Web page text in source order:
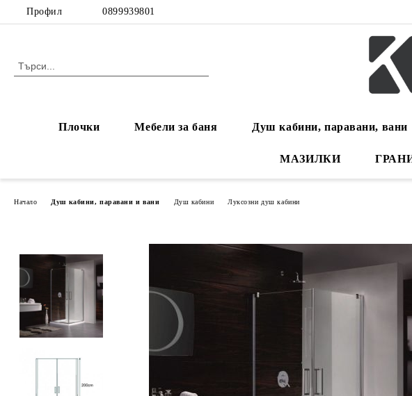
Профил 0899939801
Плочки Мебели за баня Душ кабини, паравани, вани
МАЗИЛКИ
Начало Душ кабини, паравани и вани Душ кабини Луксозни душ кабини